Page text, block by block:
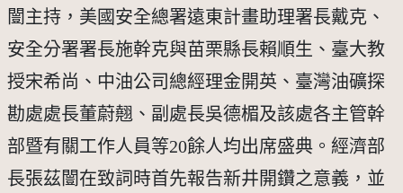
闓主持，美國安全總署遠東計畫助理署長戴克、
安全分署署長施幹克與苗栗縣長賴順生、臺大教
授宋希尚、中油公司總經理金開英、臺灣油礦探
勘處處長董蔚翹、副處長吳德楣及該處各主管幹
部暨有關工作人員等20餘人均出席盛典。經濟部
長張茲闓在致詞時首先報告新井開鑽之意義，並